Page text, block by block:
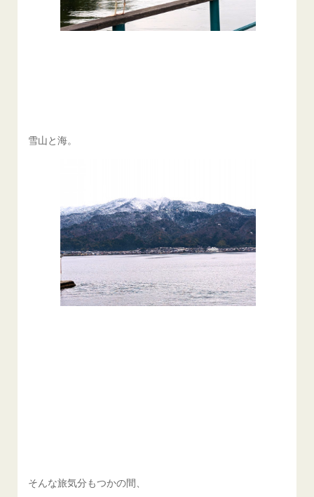
雪山と海。
そんな旅気分もつかの間、